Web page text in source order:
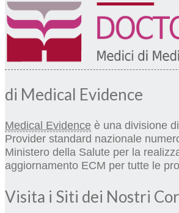
di Medical Evidence
Medical Evidence è una divisione di
Provider standard nazionale
Ministero della Salute per la
aggiornamento ECM per tutte le
Visita i Siti dei Nostri